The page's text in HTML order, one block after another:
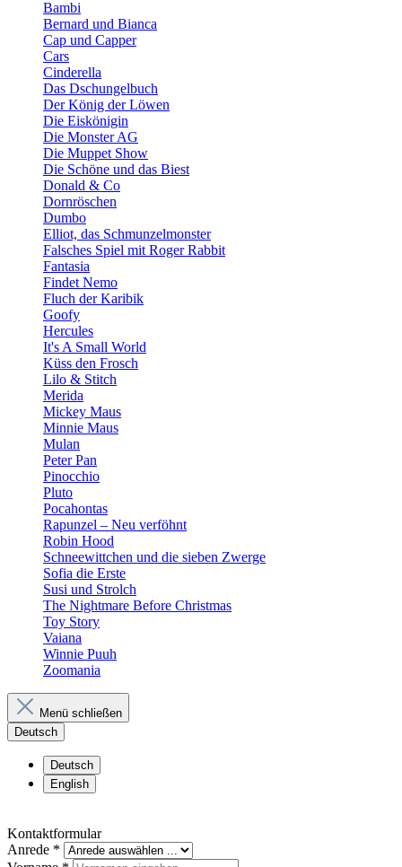
Bambi
Bernard und Bianca
Cap und Capper
Cars
Cinderella
Das Dschungelbuch
Der König der Löwen
Die Eiskönigin
Die Monster AG
Die Muppet Show
Die Schöne und das Biest
Donald & Co
Dornröschen
Dumbo
Elliot, das Schmunzelmonster
Falsches Spiel mit Roger Rabbit
Fantasia
Findet Nemo
Fluch der Karibik
Goofy
Hercules
It's A Small World
Küss den Frosch
Lilo & Stitch
Merida
Mickey Maus
Minnie Maus
Mulan
Peter Pan
Pinocchio
Pluto
Pocahontas
Rapunzel – Neu verföhnt
Robin Hood
Schneewittchen und die sieben Zwerge
Sofia die Erste
Susi und Strolch
The Nightmare Before Christmas
Toy Story
Vaiana
Winnie Puuh
Zoomania
Menü schließen
Deutsch
Deutsch
English
Kontaktformular
Anrede *